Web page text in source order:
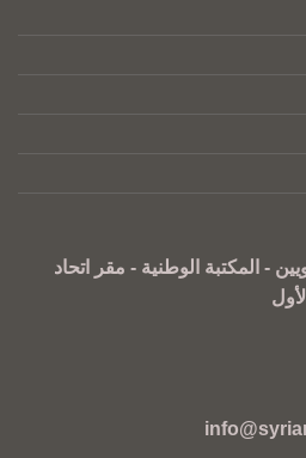
- المكتبة الوطنية - مقر اتحاد